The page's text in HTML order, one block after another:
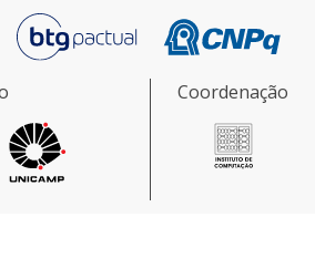
Coordenação